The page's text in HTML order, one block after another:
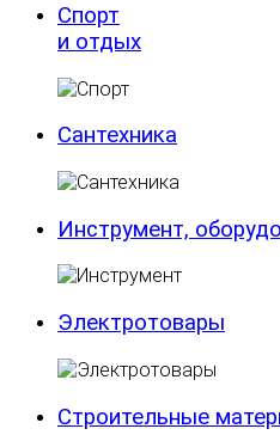
Спорт
и отдых
Сантехника
Инструмент,
Электротовары
Строительные